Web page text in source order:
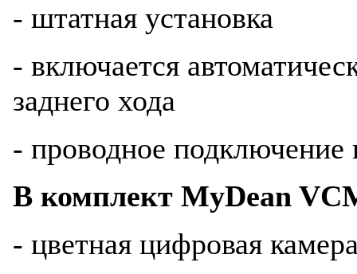
- штатная установка
- включается
заднего хода
- проводное подключение
В комплект MyDean
- цветная цифровая